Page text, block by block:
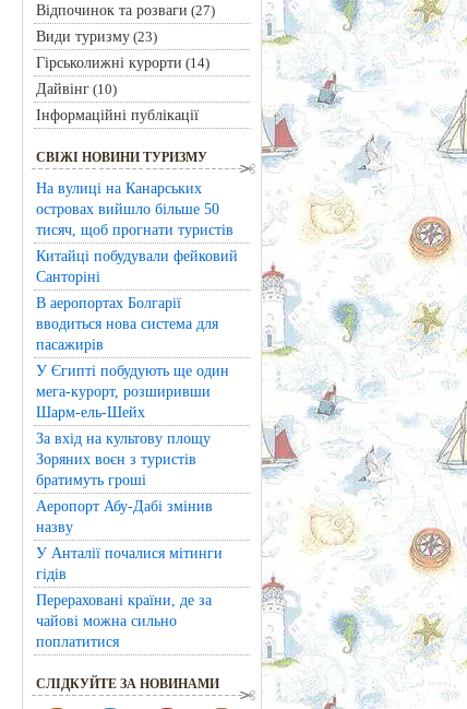
Відпочинок та розваги (27)
Види туризму(23)
Гірськолижні курорти (14)
Дайвінг(10)
Інформаційні публікації
СВІЖІ НОВИНИ ТУРИЗМУ
На вулиці на Канарських
островах вийшло більше 50
тисяч, щоб прогнати туристів
Китайці побудували фейковий
Санторіні
В аеропортах Болгарії
вводиться нова система для
пасажирів
У Єгипті побудують ще один
мега-курорт, розширивши
Шарм-ель-Шейх
За вхід на культову площу
Зоряних воєн з туристів
братимуть гроші
Аеропорт Абу-Дабі змінив
назву
У Анталії почалися мітинги
гідів
Перераховані країни, де за
чайові можна сильно
поплатитися
CЛІДКУЙТЕ ЗА НОВИНАМИ